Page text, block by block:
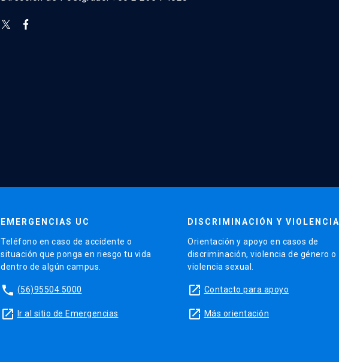
EMERGENCIAS UC
Teléfono en caso de accidente o
situación que ponga en riesgo tu vida
dentro de algún campus.
phone (56)95504 5000
launch Ir al sitio de Emergencias
DISCRIMINACIÓN Y VIOLENCIA
Orientación y apoyo en casos de
discriminación, violencia de género o
violencia sexual.
launch Contacto para apoyo
launch Más orientación